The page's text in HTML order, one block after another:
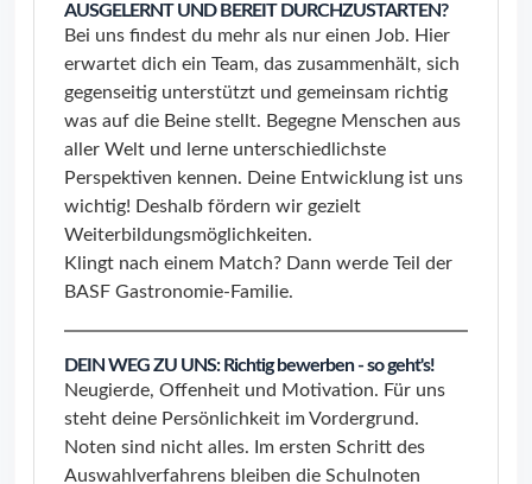
AUSGELERNT UND BEREIT DURCHZUSTARTEN?
Bei uns findest du mehr als nur einen Job. Hier
erwartet dich ein Team, das zusammenhält, sich
gegenseitig unterstützt und gemeinsam richtig
was auf die Beine stellt. Begegne Menschen aus
aller Welt und lerne unterschiedlichste
Perspektiven kennen. Deine Entwicklung ist uns
wichtig! Deshalb fördern wir gezielt
Weiterbildungsmöglichkeiten.
Klingt nach einem Match? Dann werde Teil der
BASF Gastronomie-Familie.
DEIN WEG ZU UNS: Richtig bewerben - so geht's!
Neugierde, Offenheit und Motivation. Für uns
steht deine Persönlichkeit im Vordergrund.
Noten sind nicht alles. Im ersten Schritt des
Auswahlverfahrens bleiben die Schulnoten